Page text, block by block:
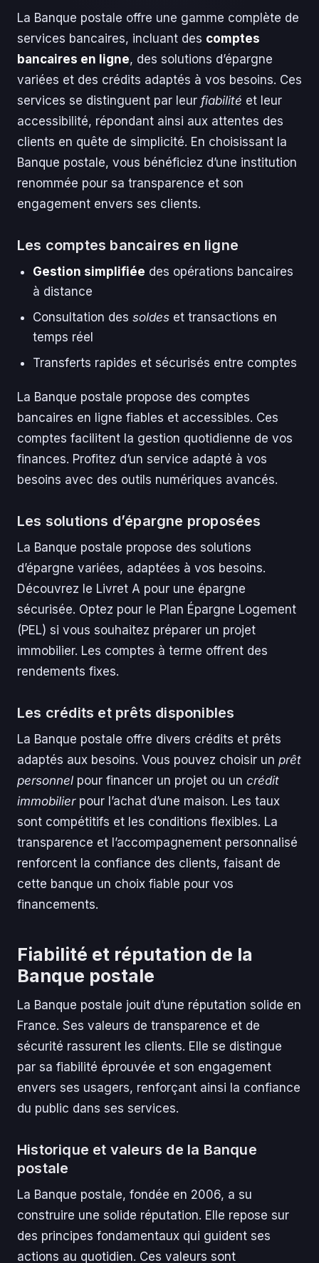
La Banque postale offre une gamme complète de
services bancaires, incluant des comptes
bancaires en ligne, des solutions d’épargne
variées et des crédits adaptés à vos besoins. Ces
services se distinguent par leur fiabilité et leur
accessibilité, répondant ainsi aux attentes des
clients en quête de simplicité. En choisissant la
Banque postale, vous bénéficiez d’une institution
renommée pour sa transparence et son
engagement envers ses clients.
Les comptes bancaires en ligne
Gestion simplifiée des opérations bancaires
à distance
Consultation des soldes et transactions en
temps réel
Transferts rapides et sécurisés entre comptes
La Banque postale propose des comptes
bancaires en ligne fiables et accessibles. Ces
comptes facilitent la gestion quotidienne de vos
finances. Profitez d’un service adapté à vos
besoins avec des outils numériques avancés.
Les solutions d’épargne proposées
La Banque postale propose des solutions
d’épargne variées, adaptées à vos besoins.
Découvrez le Livret A pour une épargne
sécurisée. Optez pour le Plan Épargne Logement
(PEL) si vous souhaitez préparer un projet
immobilier. Les comptes à terme offrent des
rendements fixes.
Les crédits et prêts disponibles
La Banque postale offre divers crédits et prêts
adaptés aux besoins. Vous pouvez choisir un prêt
personnel pour financer un projet ou un crédit
immobilierpour l’achat d’une maison. Les taux
sont compétitifs et les conditions flexibles. La
transparence et l’accompagnement personnalisé
renforcent la confiance des clients, faisant de
cette banque un choix fiable pour vos
financements.
Fiabilité et réputation de la
Banque postale
La Banque postale jouit d’une réputation solide en
France. Ses valeurs de transparence et de
sécurité rassurent les clients. Elle se distingue
par sa fiabilité éprouvée et son engagement
envers ses usagers, renforçant ainsi la confiance
du public dans ses services.
Historique et valeurs de la Banque
postale
La Banque postale, fondée en 2006, a su
construire une solide réputation. Elle repose sur
des principes fondamentaux qui guident ses
actions au quotidien. Ces valeurs sont